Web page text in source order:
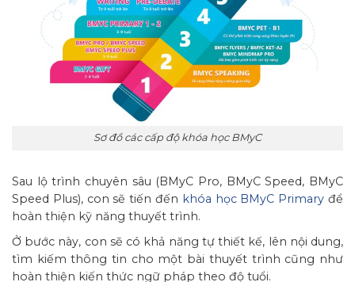
Sơ đồ các cấp độ khóa học BMyC
Sau lộ trình chuyên sâu (BMyC Pro, BMyC Speed, BMyC
Speed Plus), con sẽ tiến đến khóa học BMyC Primary để
hoàn thiện kỹ năng thuyết trình.
Ở bước này, con sẽ có khả năng tự thiết kế, lên nội dung,
tìm kiếm thông tin cho một bài thuyết trình cũng như
hoàn thiện kiến thức ngữ pháp theo độ tuổi.